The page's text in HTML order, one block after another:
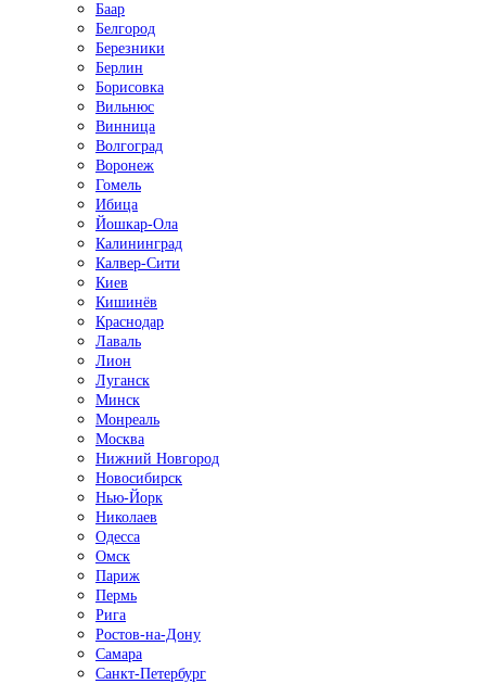
Баар
Белгород
Березники
Берлин
Борисовка
Вильнюс
Винница
Волгоград
Воронеж
Гомель
Ибица
Йошкар-Ола
Калининград
Калвер-Сити
Киев
Кишинёв
Краснодар
Лаваль
Лион
Луганск
Минск
Монреаль
Москва
Нижний Новгород
Новосибирск
Нью-Йорк
Николаев
Одесса
Омск
Париж
Пермь
Рига
Ростов-на-Дону
Самара
Санкт-Петербург